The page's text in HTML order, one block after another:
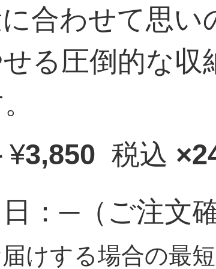
合わせて思い
る圧倒的な
¥3,850 税込
：─（ご注文
けする場合の最